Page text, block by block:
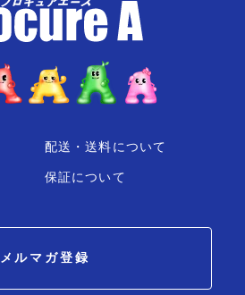
配送・送料について
保証について
メルマガ登録